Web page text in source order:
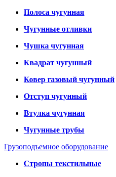
Полоса чугунная
Чугунные отливки
Чушка чугунная
Квадрат чугунный
Ковер газовый чугунный
Отступ чугунный
Втулка чугунная
Чугунные трубы
Грузоподъемное оборудование
Стропы текстильные